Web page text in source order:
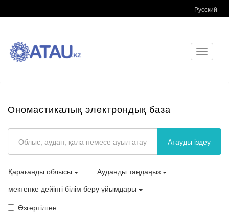
Русский
Toggle
Ономастикалық электрондық база
Атауды іздеу
Қарағанды облысы
Ауданды таңдаңыз
мектепке дейінгі білім беру ұйымдары
Өзгертілген